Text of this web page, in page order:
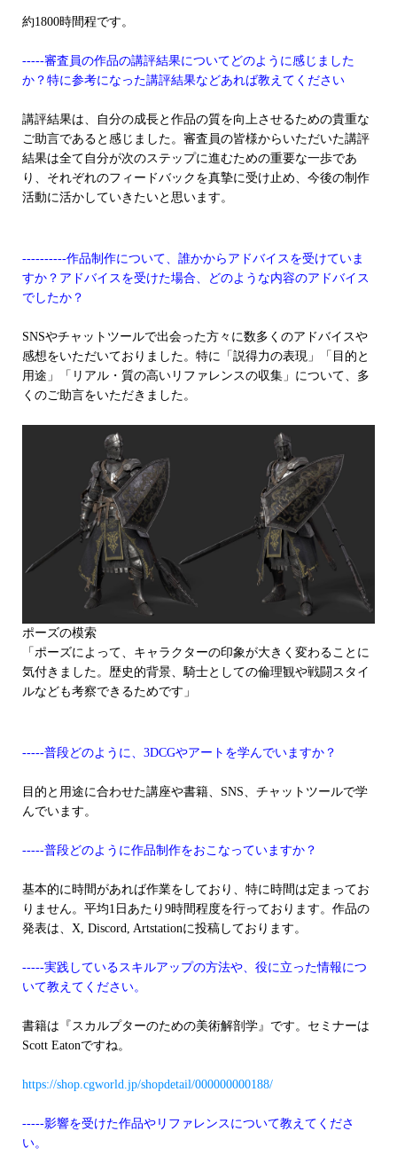
約1800時間程です。
-----審査員の作品の講評結果についてどのように感じました
か？特に参考になった講評結果などあれば教えてください
講評結果は、自分の成長と作品の質を向上させるための貴重な
ご助言であると感じました。審査員の皆様からいただいた講評
結果は全て自分が次のステップに進むための重要な一歩であ
り、それぞれのフィードバックを真摯に受け止め、今後の制作
活動に活かしていきたいと思います。
----------作品制作について、誰かからアドバイスを受けていま
すか？アドバイスを受けた場合、どのような内容のアドバイス
でしたか？
SNSやチャットツールで出会った方々に数多くのアドバイスや
感想をいただいておりました。特に「説得力の表現」「目的と
用途」「リアル・質の高いリファレンスの収集」について、多
くのご助言をいただきました。
ポーズの模索
「ポーズによって、キャラクターの印象が大きく変わることに
気付きました。歴史的背景、騎士としての倫理観や戦闘スタイ
ルなども考察できるためです」
-----普段どのように、3DCGやアートを学んでいますか？
目的と用途に合わせた講座や書籍、SNS、チャットツールで学
んでいます。
-----普段どのように作品制作をおこなっていますか？
基本的に時間があれば作業をしており、特に時間は定まってお
りません。平均1日あたり9時間程度を行っております。作品の
発表は、X, Discord, Artstationに投稿しております。
-----実践しているスキルアップの方法や、役に立った情報につ
いて教えてください。
書籍は『スカルプターのための美術解剖学』です。セミナーは
Scott Eatonですね。
https://shop.cgworld.jp/shopdetail/000000000188/
-----影響を受けた作品やリファレンスについて教えてくださ
い。